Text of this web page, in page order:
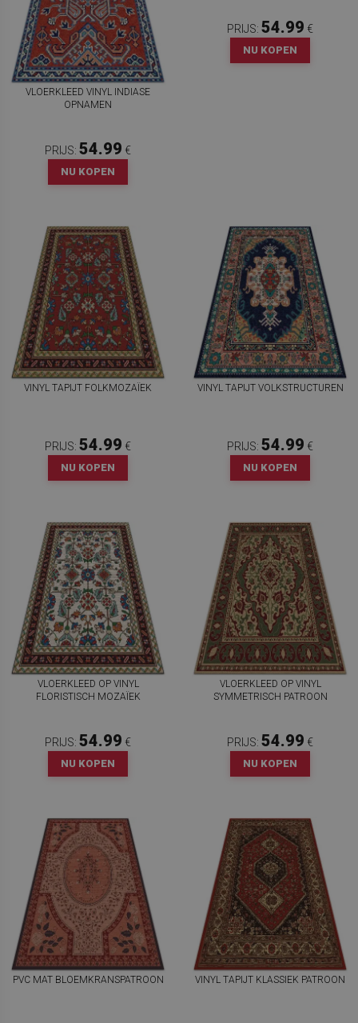
VLOERKLEED VINYL INDIASE
OPNAMEN
PRIJS: 54.99 €
NU KOPEN
PRIJS: 54.99 €
NU KOPEN
VINYL TAPIJT FOLKMOZAÏEK
PRIJS: 54.99 €
NU KOPEN
VINYL TAPIJT VOLKSTRUCTUREN
PRIJS: 54.99 €
NU KOPEN
VLOERKLEED OP VINYL
FLORISTISCH MOZAÏEK
PRIJS: 54.99 €
NU KOPEN
VLOERKLEED OP VINYL
SYMMETRISCH PATROON
PRIJS: 54.99 €
NU KOPEN
PVC MAT BLOEMKRANSPATROON VINYL TAPIJT KLASSIEK PATROON